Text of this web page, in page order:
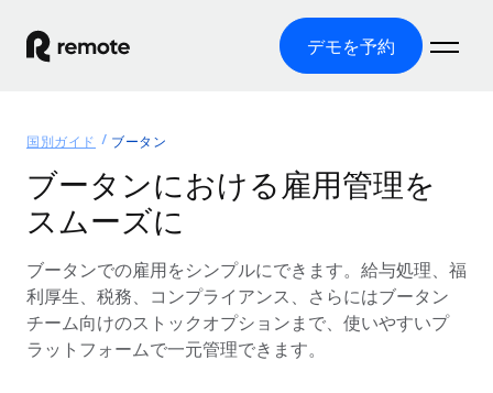
デモを予約
グローバル雇用
グローバル給与処理
コンプライアンス対応の給与処理を手軽に
Employer of Record（EOR）
グローバル展開をコストをかけずに実現
ソリューション
各国の制度に対応
国別ガイド
/国別のグローバル雇用支援を検索する
リソース
ツールと計算ツール
価格
国別ガイド ブータン
ブータンにおける雇用管理を
スムーズに
ブータンでの雇用をシンプルにできます。給与処理、福
利厚生、税務、コンプライアンス、さらにはブータン
チーム向けのストックオプションまで、使いやすいプ
ラットフォームで一元管理できます。